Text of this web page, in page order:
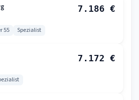
7.186 €
55 Spezialist
7.172 €